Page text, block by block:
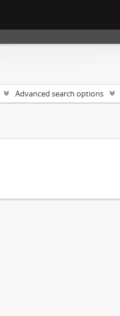
Advanced search options